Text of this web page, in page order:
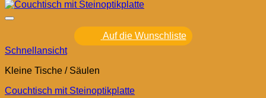
Auf die Wunschliste
Schnellansicht
Kleine Tische / Säulen
Couchtisch mit Steinoptikplatte